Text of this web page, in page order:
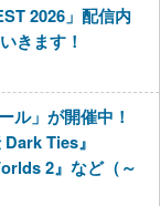
2026」配信内
きます！
ル」が開催中！
Ties』
2』など（～